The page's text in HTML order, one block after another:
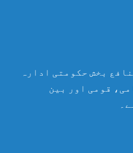
بخش حکومتی ادارہ
قومی اور بین